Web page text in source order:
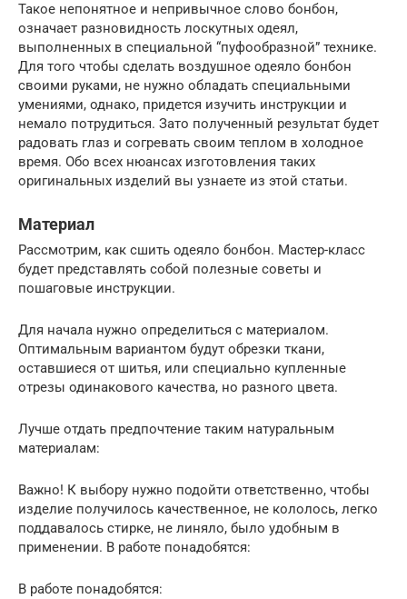
Такое непонятное и непривычное слово бонбон,
означает разновидность лоскутных одеял,
выполненных в специальной “пуфообразной” технике.
Для того чтобы сделать воздушное одеяло бонбон
своими руками, не нужно обладать специальными
умениями, однако, придется изучить инструкции и
немало потрудиться. Зато полученный результат будет
радовать глаз и согревать своим теплом в холодное
время. Обо всех нюансах изготовления таких
оригинальных изделий вы узнаете из этой статьи.
Материал
Рассмотрим, как сшить одеяло бонбон. Мастер-класс
будет представлять собой полезные советы и
пошаговые инструкции.
Для начала нужно определиться с материалом.
Оптимальным вариантом будут обрезки ткани,
оставшиеся от шитья, или специально купленные
отрезы одинакового качества, но разного цвета.
Лучше отдать предпочтение таким натуральным
материалам:
Важно! К выбору нужно подойти ответственно, чтобы
изделие получилось качественное, не кололось, легко
поддавалось стирке, не линяло, было удобным в
применении. В работе понадобятся:
В работе понадобятся: